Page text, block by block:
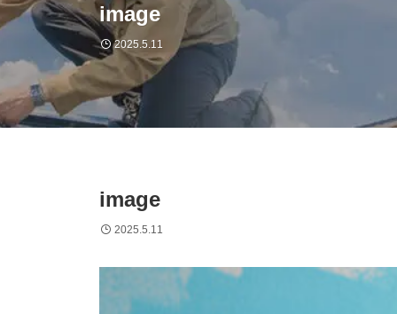
image
2025.5.11
image
2025.5.11